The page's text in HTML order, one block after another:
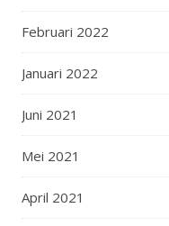
Februari 2022
Januari 2022
Juni 2021
Mei 2021
April 2021